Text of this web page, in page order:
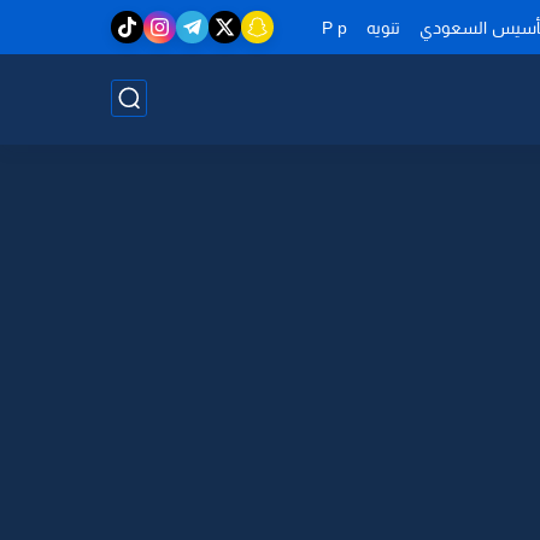
السعودي تنويه P p